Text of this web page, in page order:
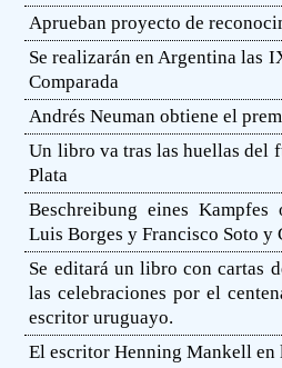
Aprueban proyecto de
Se realizarán en Argentina las
Comparada
Andrés Neuman obtiene el
Un libro va tras las huellas del
Plata
Beschreibung eines
Luis Borges y Francisco Soto y
Se editará un libro con cartas
las celebraciones por el
escritor uruguayo.
El escritor Henning Mankell en